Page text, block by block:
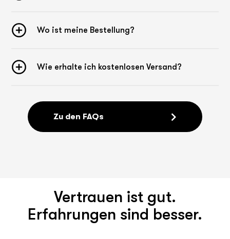
Wo ist meine Bestellung?
Wie erhalte ich kostenlosen Versand?
Zu den FAQs
Vertrauen ist gut.
Erfahrungen sind besser.